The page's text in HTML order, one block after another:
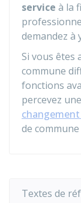
service à la
demandez à
Si vous êtes
commune
fonctions
percevez une
de
Textes de